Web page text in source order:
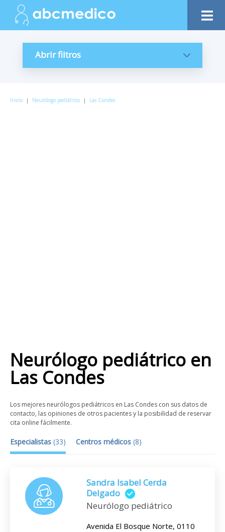
Abrir filtros
Inicio | Neurólogo pediátrico | Las Condes
Neurólogo pediátrico en
Las Condes
Los mejores neurólogos pediátricos en Las Condes con sus datos de
contacto, las opiniones de otros pacientes y la posibilidad de reservar
cita online fácilmente.
Especialistas (33) Centros médicos (8)
Sandra Isabel Cerda
Delgado
Neurólogo pediátrico
Avenida El Bosque Norte, 0110